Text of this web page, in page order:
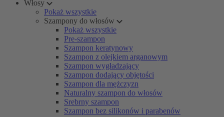
Włosy
Pokaż wszystkie
Szampony do włosów
Pokaż wszystkie
Pre-szampon
Szampon keratynowy
Szampon z olejkiem arganowym
Szampon wygładzający
Szampon dodający objętości
Szampon dla mężczyzn
Naturalny szampon do włosów
Srebrny szampon
Szampon bez silikonów i parabenów